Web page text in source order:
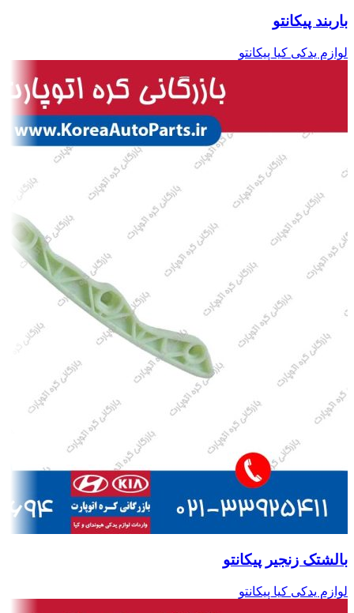
باربند پیکانتو
لوازم یدکی کیا پیکانتو
بالشتک زنجیر پیکانتو
لوازم یدکی کیا پیکانتو